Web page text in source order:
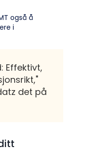
også å
i
Effektivt,
det på